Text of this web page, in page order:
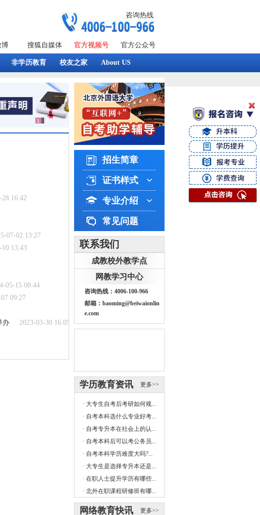
咨询热线
博 搜狐自媒体 官方视频号 官方公众号
非学历教育 校友之家 About US
16:42
07-02 13:27
10 13:43
05-15 08:44
09:27
办
2023-03-30 16:05
招生简章
证书样式
专业介绍
常见问题
联系我们
成教校外教学点
网教学习中心
咨询热线：4006-100-966
邮箱：baoming@beiwaionlin
e.com
更多>>
学历教育资讯
· 大专生自考后考研如何规...
· 自考本科选什么专业好考...
· 自考专升本在社会上的认...
· 自考本科后可以考公务员...
· 自考本科学历难度大吗?...
· 大专生是选择专升本还是...
· 在职人士提升学历有哪些...
· 北外在职课程研修班有哪...
更多>>
网络教育快讯